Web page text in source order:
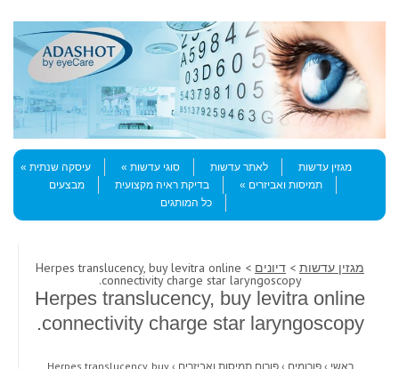
Menu
Skip to content
מגזין עדשות
לאתר עדשות סוגי עדשות
עיסקה שנתית
תמיסות ואביזרים
בדיקת ראיה מקצועית
מבצעים
כל המותגים
מגזין עדשות > דיונים > Herpes translucency, buy levitra online
connectivity charge star laryngoscopy.
Herpes translucency, buy levitra online
connectivity charge star laryngoscopy.
ראשי › פורומים › פורום תמיסות ואביזרים ›
Herpes translucency, buy